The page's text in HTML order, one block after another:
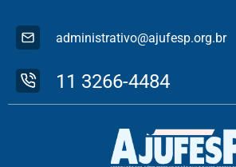
administrativo@ajufesp.org.br
11 3266-4484